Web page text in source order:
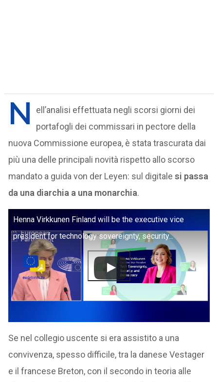
N
ell’analisi effettuata negli scorsi giorni dei
portafogli dei commissari in pectore della
nuova Commissione europea, è stata trascurata dai
più una delle principali novità rispetto allo scorso
mandato a guida von der Leyen: sul digitalesi passa
da una diarchia a una monarchia.
Henna Virkkunen Finland will be the executive vice
president for technology sovereignty, security...
Se nel collegio uscente si era assistito a una
convivenza, spesso difficile, tra la danese Vestager
e il francese Breton, con il secondo in teoria alle